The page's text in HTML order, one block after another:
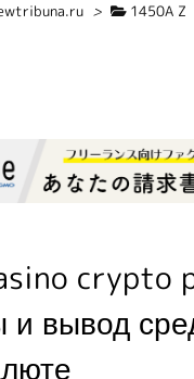
> 1450A Z
crypto
и вывод